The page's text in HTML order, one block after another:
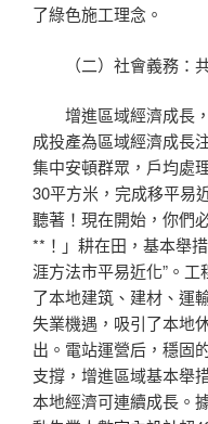
了綠色施工理念。
（二）社會義務：
增進區域經濟成長
成投產為區域經濟成長
集中安頓群眾，戶均處
30平方米，完成移平易
聽著！現在開始，你們
**！」耕在田，基本舉
涯方法市平易近化”。
了本地建筑、建材、運
失業機遇，吸引了本地
出。電站運營后，穩固
支撐，增進區域基本舉
本地經濟可連續成長。